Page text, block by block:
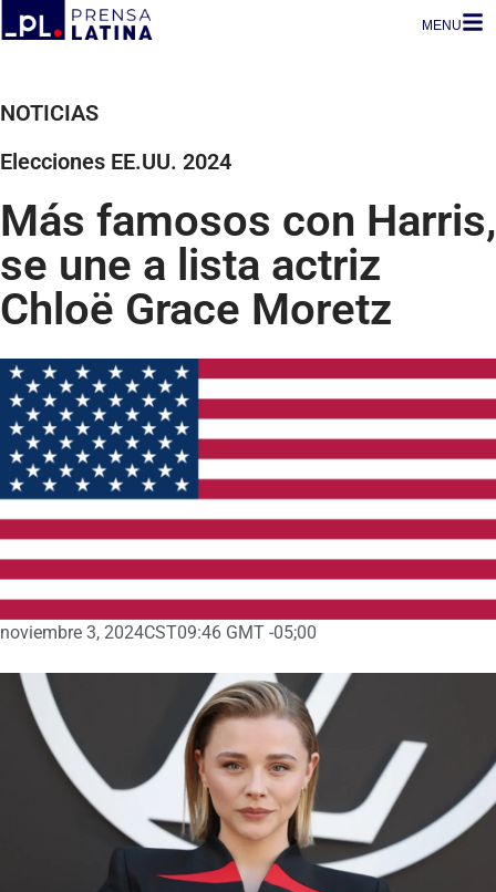
MENU
NOTICIAS
Elecciones EE.UU. 2024
Más famosos con Harris,
se une a lista actriz
Chloë Grace Moretz
noviembre 3, 2024CST09:46 GMT -05;00